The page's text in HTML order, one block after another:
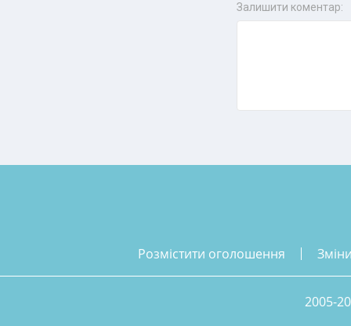
Залишити коментар:
розмістити оголошення
2005-